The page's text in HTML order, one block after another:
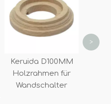
Keruida D100MM
Holzrahmen für
Wandschalter
>